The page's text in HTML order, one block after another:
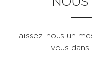
NOUS
Laissez-nous un
vous dans